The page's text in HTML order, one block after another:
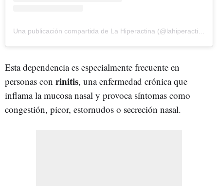
Esta dependencia es especialmente frecuente en
personas con rinitis, una enfermedad crónica que
inflama la mucosa nasal y provoca síntomas como
congestión, picor, estornudos o secreción nasal.